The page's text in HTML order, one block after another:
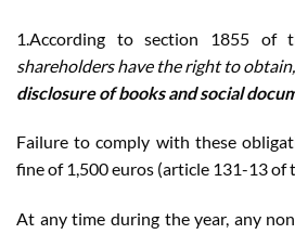
1.According to section 1855 of
shareholders have the right to
disclosure of books and social
Failure to comply with these
fine of 1,500 euros (article 131-13 of
At any time during the year, any